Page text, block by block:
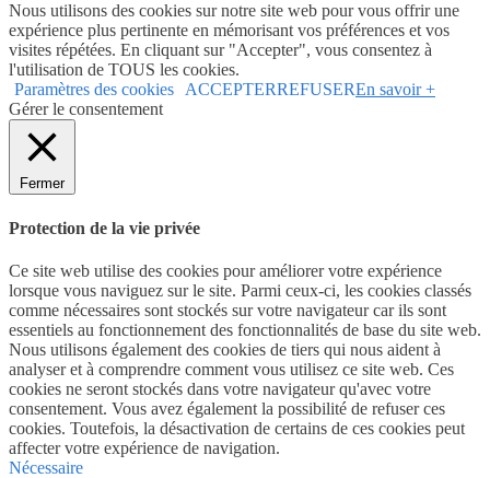
Nous utilisons des cookies sur notre site web pour vous offrir une
expérience plus pertinente en mémorisant vos préférences et vos
visites répétées. En cliquant sur "Accepter", vous consentez à
l'utilisation de TOUS les cookies.
Paramètres des cookies ACCEPTERREFUSEREn savoir +
Gérer le consentement
Fermer
Protection de la vie privée
Ce site web utilise des cookies pour améliorer votre expérience
lorsque vous naviguez sur le site. Parmi ceux-ci, les cookies classés
comme nécessaires sont stockés sur votre navigateur car ils sont
essentiels au fonctionnement des fonctionnalités de base du site web.
Nous utilisons également des cookies de tiers qui nous aident à
analyser et à comprendre comment vous utilisez ce site web. Ces
cookies ne seront stockés dans votre navigateur qu'avec votre
consentement. Vous avez également la possibilité de refuser ces
cookies. Toutefois, la désactivation de certains de ces cookies peut
affecter votre expérience de navigation.
Nécessaire